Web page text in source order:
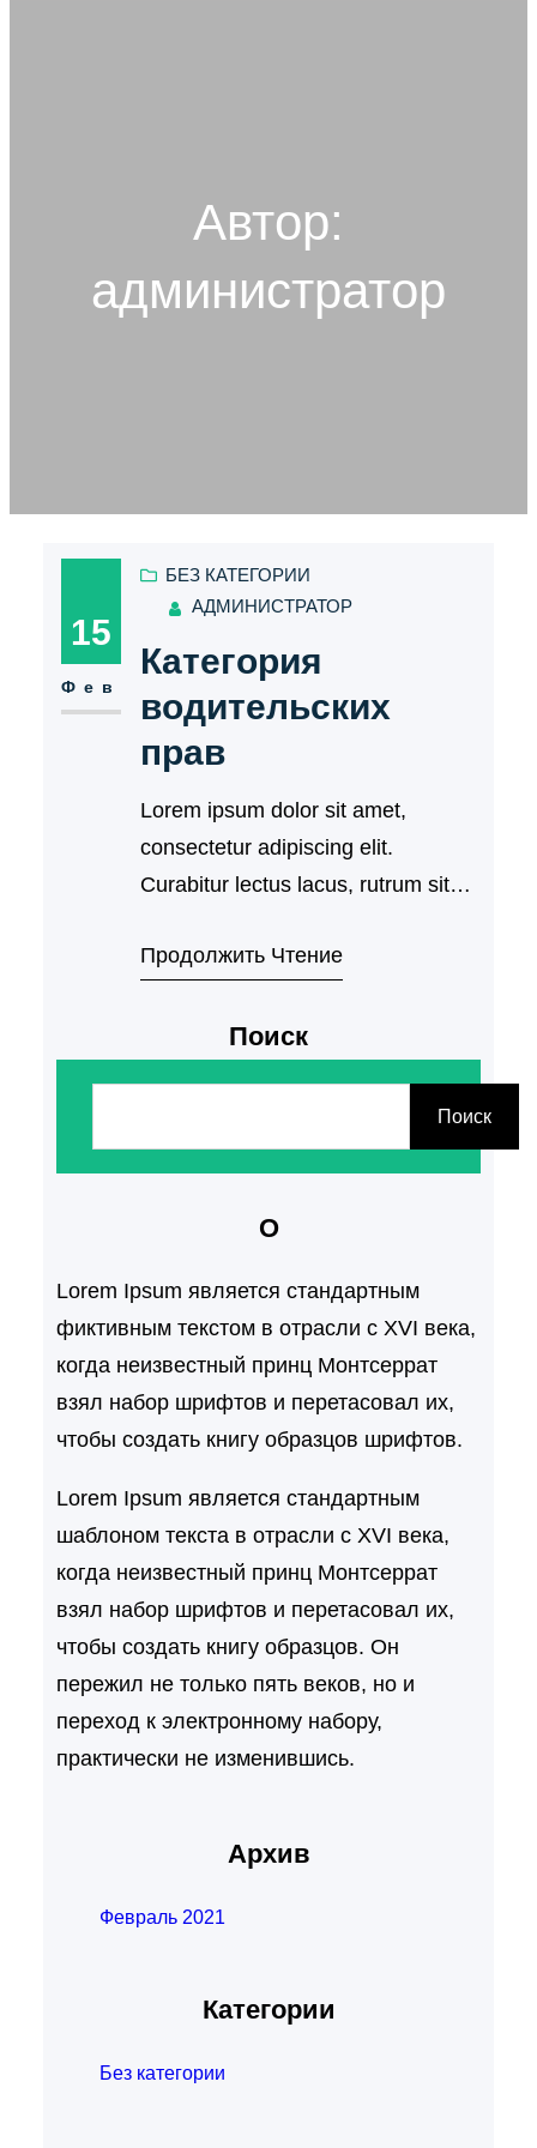
Автор:
администратор
15
Фев
БЕЗ КАТЕГОРИИ
АДМИНИСТРАТОР
Категория
водительских
прав
Lorem ipsum dolor sit amet,
consectetur adipiscing elit.
Curabitur lectus lacus, rutrum sit
mauris. Дуис…
Продолжить Чтение
Поиск
Поиск
О
Lorem Ipsum является стандартным
фиктивным текстом в отрасли с XVI века,
когда неизвестный принц Монтсеррат
взял набор шрифтов и перетасовал их,
чтобы создать книгу образцов шрифтов.
Lorem Ipsum является стандартным
шаблоном текста в отрасли с XVI века,
когда неизвестный принц Монтсеррат
взял набор шрифтов и перетасовал их,
чтобы создать книгу образцов. Он
пережил не только пять веков, но и
переход к электронному набору,
практически не изменившись.
Архив
Февраль 2021
Категории
Без категории